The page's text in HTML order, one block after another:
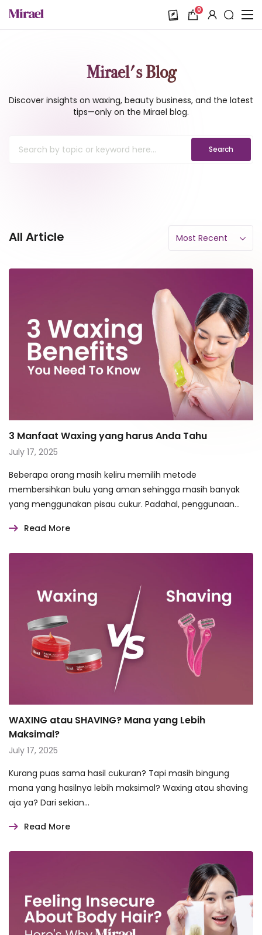
0
Mirael's Blog
Discover insights on waxing, beauty business, and the latest
tips—only on the Mirael blog.
Search
All Article Most Recent
3 Manfaat Waxing yang harus Anda Tahu
July 17, 2025
Beberapa orang masih keliru memilih metode
membersihkan bulu yang aman sehingga masih banyak
yang menggunakan pisau cukur. Padahal, penggunaan
Read More
WAXING atau SHAVING? Mana yang Lebih
Maksimal?
July 17, 2025
Kurang puas sama hasil cukuran? Tapi masih bingung
mana yang hasilnya lebih maksimal? Waxing atau shaving
aja ya? Dari sekian…
Read More